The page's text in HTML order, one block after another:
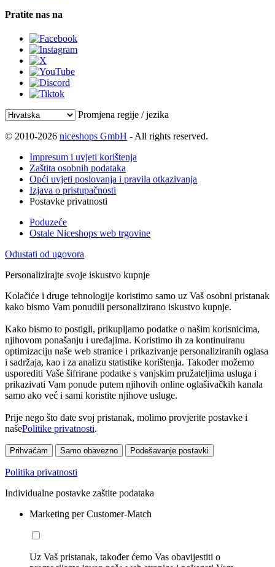
Pratite nas na
Promjena regije / jezika
© 2010-2026 niceshops GmbH - All rights reserved.
Impresum i uvjeti korištenja
Zaštita osobnih podataka
Opći uvjeti poslovanja i pravila otkazivanja
Izjava o pristupačnosti
Postavke privatnosti
Poduzeće
Ostale Niceshops web trgovine
Odustati od ugovora
Personalizirajte svoje iskustvo kupnje
Kolačiće i druge tehnologije koristimo samo uz Vaš osobni pristanak
kako bismo Vam ponudili personalizirano iskustvo kupnje.
Kako bismo to postigli, prikupljamo podatke o našim korisnicima,
njihovom ponašanju i uređajima. Koristimo ih za kontinuiranu
optimizaciju naše web stranice i prikazivanje personaliziranih oglasa
i sadržaja, kao i za analizu statistike korištenja. Također možemo
usporediti Vaše šifrirane podatke s vanjskim pružateljima usluga i
prikazivati Vam ponude putem njihovih online oglašivačkih kanala
samo ako već i sami koristite njihove usluge.
Prije nego što date svoj pristanak, molimo provjerite postavke i
našePolitike privatnosti.
Prihvaćam Samo obavezno Podešavanje postavki
Politika privatnosti
Individualne postavke zaštite podataka
Marketing per Customer-Match
Uz Vaš pristanak, također ćemo Vas obavijestiti o